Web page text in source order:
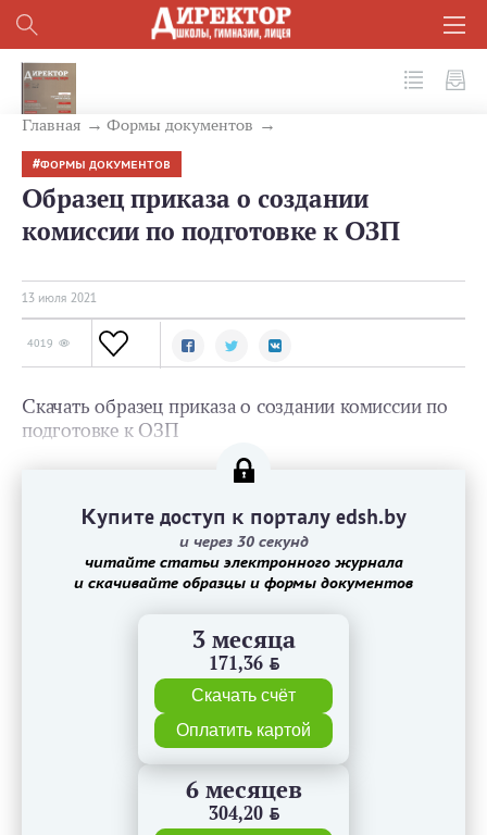
Главная Формы документов
ФОРМЫ ДОКУМЕНТОВ
Образец приказа о создании
комиссии по подготовке к ОЗП
13 июля 2021
4019
Скачать образец приказа о создании комиссии по
подготовке к ОЗП
Купите доступ к порталу edsh.by
и через 30 секунд
читайте статьи электронного журнала
и скачивайте образцы и формы документов
3 месяца
171,36 BYN
Скачать счёт
Оплатить картой
6 месяцев
304,20 BYN